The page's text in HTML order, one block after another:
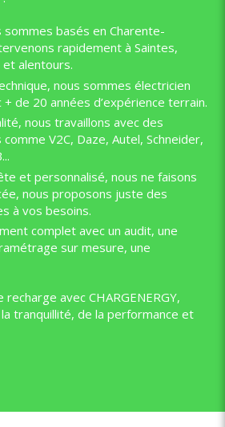
basés en Charente-
rapidement à Saintes,
et alentours.
nous sommes électricien
+ de 20 années d’expérience terrain.
nous travaillons avec des
V2C, Daze, Autel, Schneider,
et personnalisé, nous ne faisons
nous proposons juste des
à vos besoins.
complet avec un audit, une
sur mesure, une
avec CHARGENERGY,
tranquillité, de la performance et